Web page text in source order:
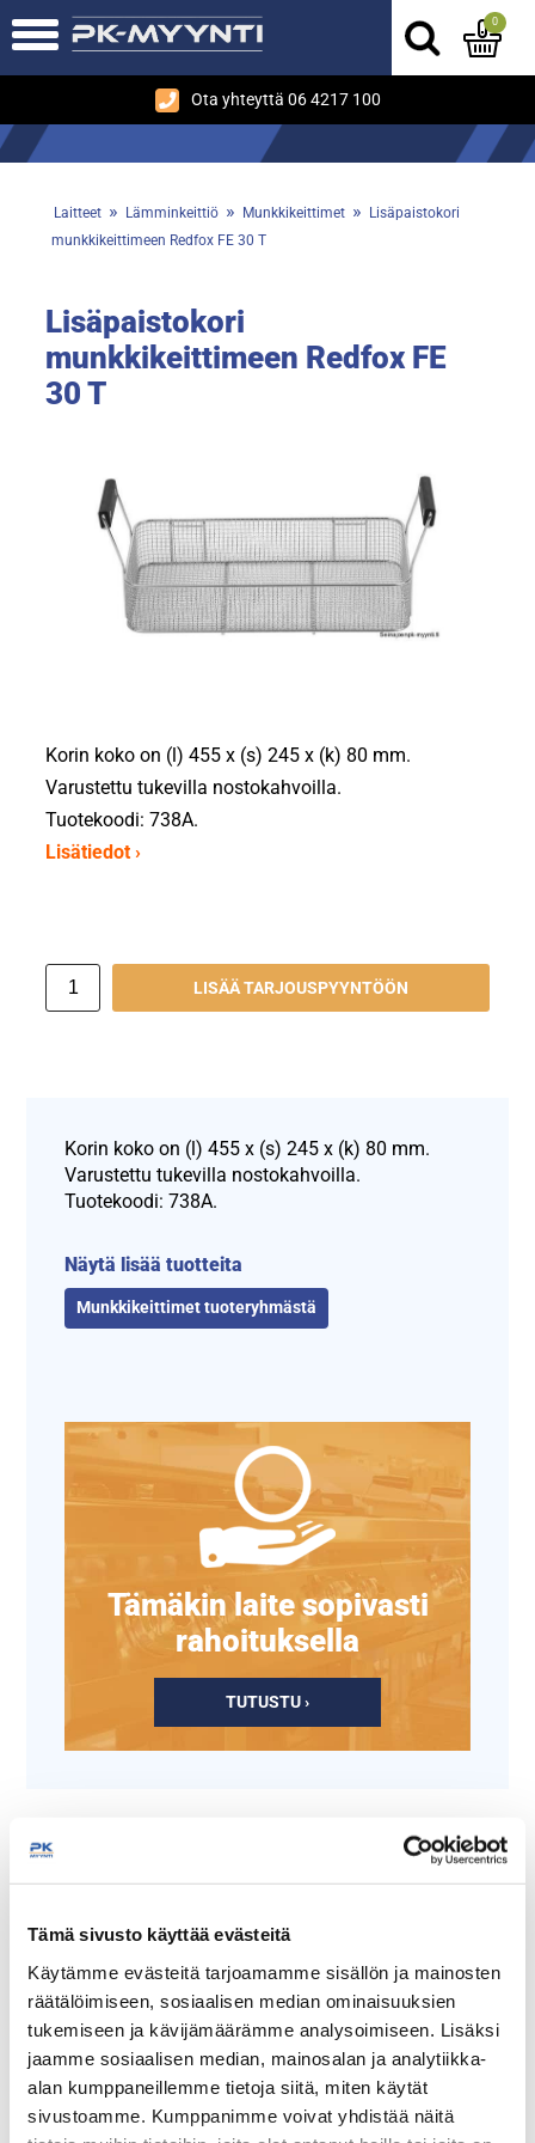
Tämä sivusto käyttää evästeitä
Käytämme evästeitä tarjoamamme sisällön ja mainosten
räätälöimiseen, sosiaalisen median ominaisuuksien
tukemiseen ja kävijämäärämme analysoimiseen. Lisäksi
jaamme sosiaalisen median, mainosalan ja analytiikka-
alan kumppaneillemme tietoja siitä, miten käytät
sivustoamme. Kumppanimme voivat yhdistää näitä
Ota yhteyttä 06 4217 100
0
Laitteet » Lämminkeittiö » Munkkikeittimet »
Lisäpaistokori
munkkikeittimeen Redfox FE 30 T
Lisäpaistokori
munkkikeittimeen Redfox FE
30 T
Korin koko on (l) 455 x (s) 245 x (k) 80 mm.
Varustettu tukevilla nostokahvoilla.
Tuotekoodi: 738A.
Lisätiedot ›
LISÄÄ TARJOUSPYYNTÖÖN
Korin koko on (l) 455 x (s) 245 x (k) 80 mm.
Varustettu tukevilla nostokahvoilla.
Tuotekoodi: 738A.
Näytä lisää tuotteita
Munkkikeittimet tuoteryhmästä
Tämäkin laite sopivasti
rahoituksella
TUTUSTU ›
Lisäpaistokori
munkkikeittimeen
Redfox FE 30 T
Korin koko on (l) 455 x (s)
245 x (k) 80 mm.
Valutusteline
munkkikeittimeen FE 60
T
Voidaan kiinnittää
munkkikeittimessä sekä